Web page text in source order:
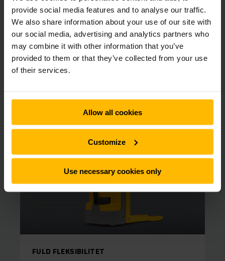
provide social media features and to analyse our traffic.
We also share information about your use of our site with
our social media, advertising and analytics partners who
may combine it with other information that you’ve
provided to them or that they’ve collected from your use
of their services.
Allow all cookies
Customize
Use necessary cookies only
udlejningsflåde omfatter alt fra elektriske palletrucks til
reach trucks og gaffeltrucks. Du kan leje en gaffeltruck hos
os fra blot 1 dag og så længe du ønsker med fleksible
vil leje, direkte online
FULD FLEKSIBILITET